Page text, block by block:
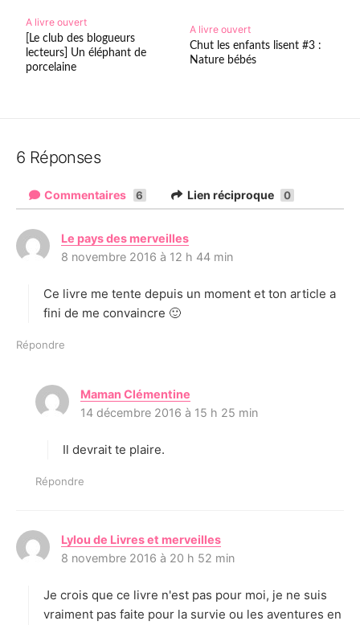
A livre ouvert
[Le club des blogueurs
lecteurs] Un éléphant de
porcelaine
A livre ouvert
Chut les enfants lisent #3 :
Nature bébés
6 Réponses
Commentaires 6 Lien réciproque 0
Le pays des merveilles
i
:
8 novembre 2016 à 12 h 44 min
Ce livre me tente depuis un moment et ton article a
fini de me convaincre 🙂
Répondre
Maman Clémentine
14 décembre 2016 à 15 h 25 min
Il devrait te plaire.
Répondre
Lylou de Livres et merveilles
i
:
8 novembre 2016 à 20 h 52 min
Je crois que ce livre n'est pas pour moi, je ne suis
vraiment pas faite pour la survie ou les aventures en